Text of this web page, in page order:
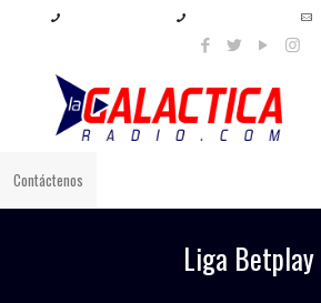
Contáctenos
Liga Betplay